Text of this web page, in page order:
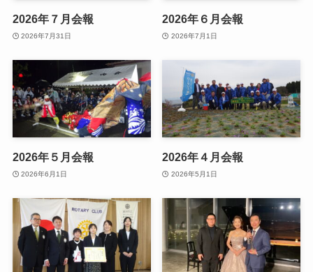
2026年７月会報
2026年7月31日
2026年６月会報
2026年7月1日
2026年５月会報
2026年6月1日
2026年４月会報
2026年5月1日